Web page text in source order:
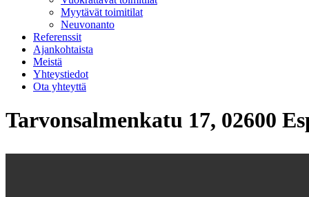
Myytävät toimitilat
Neuvonanto
Referenssit
Ajankohtaista
Meistä
Yhteystiedot
Ota yhteyttä
Tarvonsalmenkatu 17, 02600